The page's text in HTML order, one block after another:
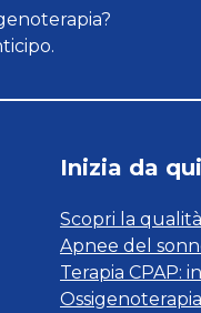
Inizia da qui
Scopri la
Apnee del
Terapia CPAP: